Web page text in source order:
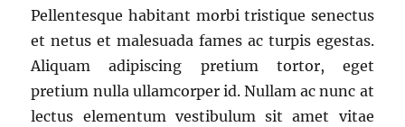
Pellentesque habitant morbi tristique senectus
et netus et malesuada fames ac turpis egestas.
Aliquam adipiscing pretium tortor, eget
pretium nulla ullamcorper id. Nullam ac nunc at
lectus elementum vestibulum sit amet vitae